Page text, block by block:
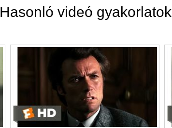
Hasonló videó gyakorlatok